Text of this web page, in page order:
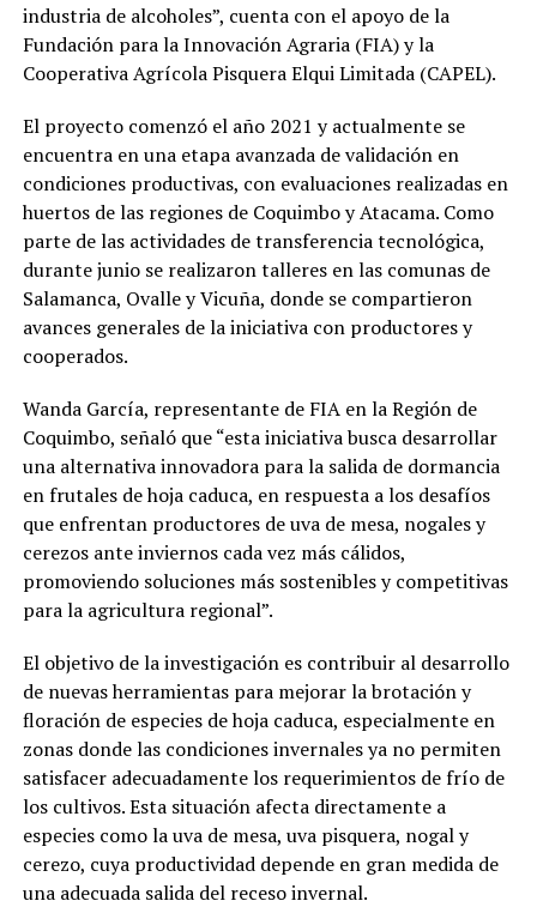
industria de alcoholes”, cuenta con el apoyo de la
Fundación para la Innovación Agraria (FIA) y la
Cooperativa Agrícola Pisquera Elqui Limitada (CAPEL).
El proyecto comenzó el año 2021 y actualmente se
encuentra en una etapa avanzada de validación en
condiciones productivas, con evaluaciones realizadas en
huertos de las regiones de Coquimbo y Atacama. Como
parte de las actividades de transferencia tecnológica,
durante junio se realizaron talleres en las comunas de
Salamanca, Ovalle y Vicuña, donde se compartieron
avances generales de la iniciativa con productores y
cooperados.
Wanda García, representante de FIA en la Región de
Coquimbo, señaló que “esta iniciativa busca desarrollar
una alternativa innovadora para la salida de dormancia
en frutales de hoja caduca, en respuesta a los desafíos
que enfrentan productores de uva de mesa, nogales y
cerezos ante inviernos cada vez más cálidos,
promoviendo soluciones más sostenibles y competitivas
para la agricultura regional”.
El objetivo de la investigación es contribuir al desarrollo
de nuevas herramientas para mejorar la brotación y
floración de especies de hoja caduca, especialmente en
zonas donde las condiciones invernales ya no permiten
satisfacer adecuadamente los requerimientos de frío de
los cultivos. Esta situación afecta directamente a
especies como la uva de mesa, uva pisquera, nogal y
cerezo, cuya productividad depende en gran medida de
una adecuada salida del receso invernal.